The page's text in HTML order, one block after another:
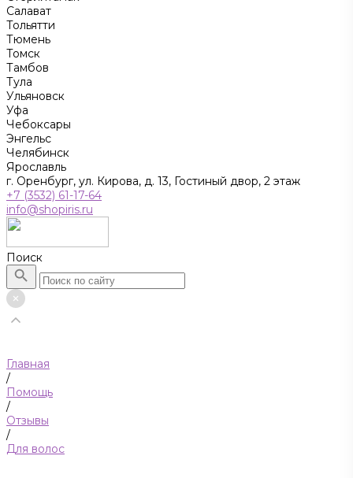
Салават
Тольятти
Тюмень
Томск
Тамбов
Тула
Ульяновск
Уфа
Чебоксары
Энгельс
Челябинск
Ярославль
г. Оренбург, ул. Кирова, д. 13, Гостиный двор, 2 этаж
+7 (3532) 61-17-64
info@shopiris.ru
Поиск
Главная
/
Помощь
/
Отзывы
/
Для волос